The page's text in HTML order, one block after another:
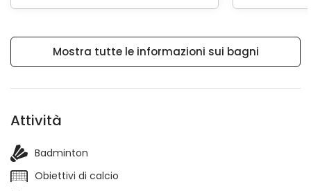
Mostra tutte le informazioni sui bagni
Attività
Badminton
Obiettivi di calcio